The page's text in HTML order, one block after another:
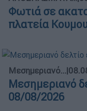
Φωτιά σε
πλατεία
Μεσημεριανό...|
Μεσημεριανό
08/08/2026